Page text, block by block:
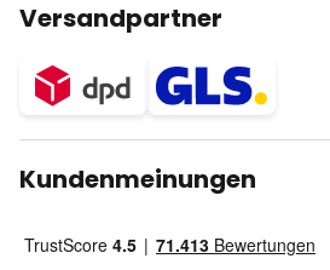
Versandpartner
Kundenmeinungen